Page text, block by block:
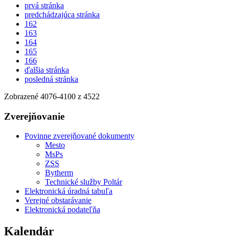
prvá stránka
predchádzajúca stránka
162
163
164
165
166
ďalšia stránka
posledná stránka
Zobrazené 4076-4100 z 4522
Zverejňovanie
Povinne zverejňované dokumenty
Mesto
MsPs
ZSS
Bytherm
Technické služby Poltár
Elektronická úradná tabuľa
Verejné obstarávanie
Elektronická podateľňa
Kalendár